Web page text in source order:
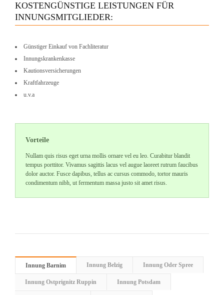
KOSTENGÜNSTIGE LEISTUNGEN FÜR
INNUNGSMITGLIEDER:
Günstiger Einkauf von Fachliteratur
Innungskrankenkasse
Kautionsversicherungen
Kraftfahrzeuge
u.v.a
Vorteile
Nullam quis risus eget urna mollis ornare vel eu leo. Curabitur blandit
tempus porttitor. Vivamus sagittis lacus vel augue laoreet rutrum faucibus
dolor auctor. Fusce dapibus, tellus ac cursus commodo, tortor mauris
condimentum nibh, ut fermentum massa justo sit amet risus.
Innung Barnim Innung Belzig Innung Oder Spree
Innung Ostprignitz Ruppin Innung Potsdam